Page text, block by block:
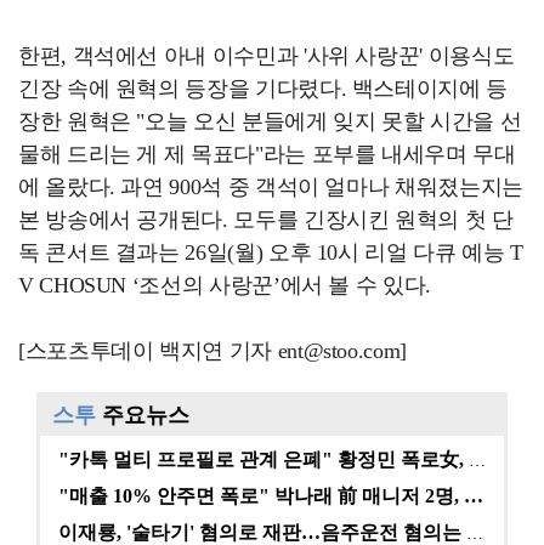
한편, 객석에선 아내 이수민과 '사위 사랑꾼' 이용식도
긴장 속에 원혁의 등장을 기다렸다. 백스테이지에 등
장한 원혁은 "오늘 오신 분들에게 잊지 못할 시간을 선
물해 드리는 게 제 목표다"라는 포부를 내세우며 무대
에 올랐다. 과연 900석 중 객석이 얼마나 채워졌는지는
본 방송에서 공개된다. 모두를 긴장시킨 원혁의 첫 단
독 콘서트 결과는 26일(월) 오후 10시 리얼 다큐 예능 T
V CHOSUN ‘조선의 사랑꾼’에서 볼 수 있다.
[스포츠투데이 백지연 기자 ent@stoo.com]
스투 주요뉴스
"매출 10% 안주면 폭로" 박나래 前 매니저 2명, …